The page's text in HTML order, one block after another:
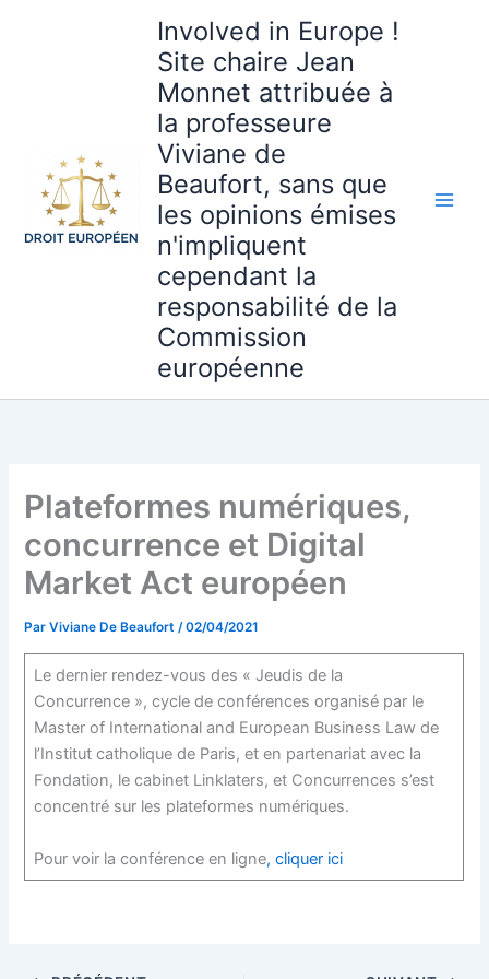
Involved in Europe !
Site chaire Jean
Monnet attribuée à
la professeure
Viviane de
Beaufort, sans que
les opinions émises
n'impliquent
cependant la
responsabilité de la
Commission
européenne
Plateformes numériques,
concurrence et Digital
Market Act européen
ParViviane De Beaufort/02/04/2021
Le dernier rendez-vous des « Jeudis de la
Concurrence », cycle de conférences organisé par le
Master of International and European Business Law de
l’Institut catholique de Paris, et en partenariat avec la
Fondation, le cabinet Linklaters, et Concurrences s’est
concentré sur les plateformes numériques.
Pour voir la conférence en ligne, cliquer ici